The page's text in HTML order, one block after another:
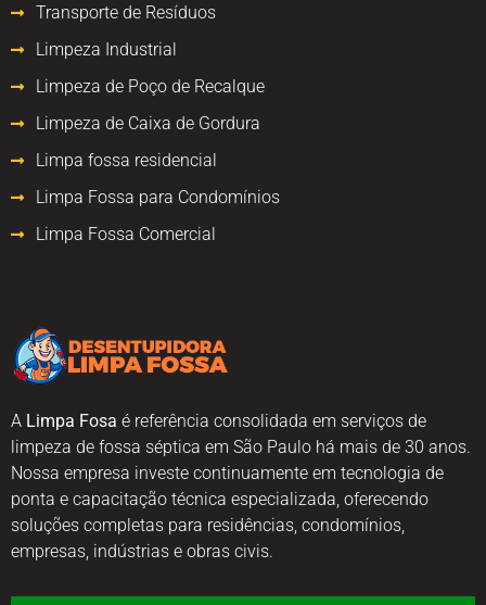
A Limpa Fosa é referência consolidada em serviços de
limpeza de fossa séptica em São Paulo há mais de 30 anos.
Nossa empresa investe continuamente em tecnologia de
ponta e capacitação técnica especializada, oferecendo
soluções completas para residências, condomínios,
empresas, indústrias e obras civis.
Transporte de Resíduos
Limpeza Industrial
Limpeza de Poço de Recalque
Limpeza de Caixa de Gordura
Limpa fossa residencial
Limpa Fossa para Condomínios
Limpa Fossa Comercial